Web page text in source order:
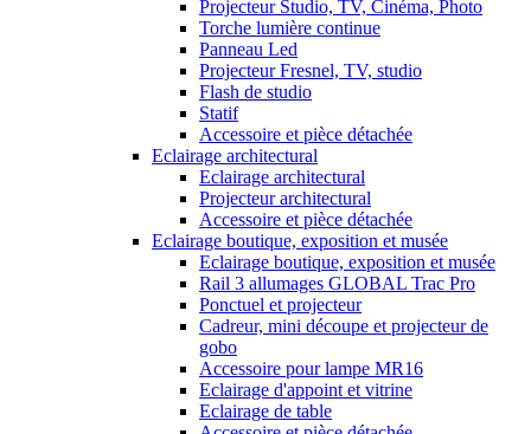
Projecteur Studio, TV, Cinéma, Photo
Torche lumière continue
Panneau Led
Projecteur Fresnel, TV, studio
Flash de studio
Statif
Accessoire et pièce détachée
Eclairage architectural
Eclairage architectural
Projecteur architectural
Accessoire et pièce détachée
Eclairage boutique, exposition et musée
Eclairage boutique, exposition et musée
Rail 3 allumages GLOBAL Trac Pro
Ponctuel et projecteur
Cadreur, mini découpe et projecteur de
gobo
Accessoire pour lampe MR16
Eclairage d'appoint et vitrine
Eclairage de table